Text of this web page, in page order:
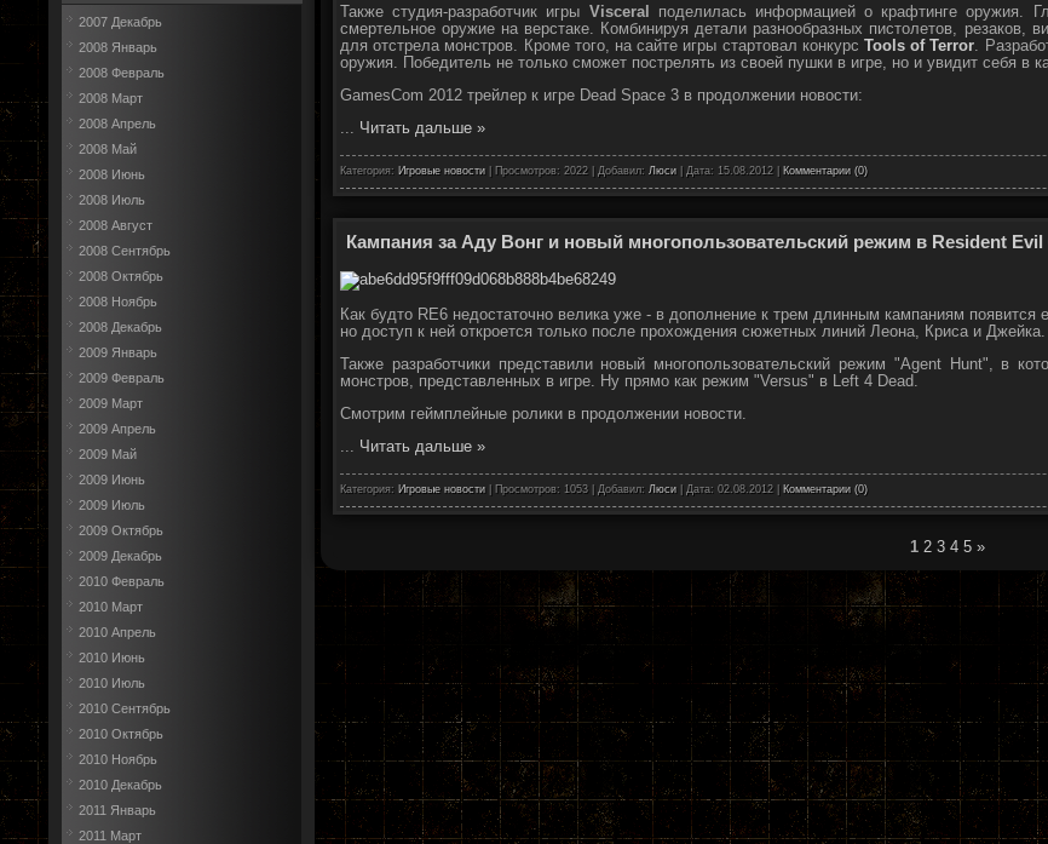
2007 Декабрь
2008 Январь
2008 Февраль
2008 Март
2008 Апрель
2008 Май
2008 Июнь
2008 Июль
2008 Август
2008 Сентябрь
2008 Октябрь
2008 Ноябрь
2008 Декабрь
2009 Январь
2009 Февраль
2009 Март
2009 Апрель
2009 Май
2009 Июнь
2009 Июль
2009 Октябрь
2009 Декабрь
2010 Февраль
2010 Март
2010 Апрель
2010 Июнь
2010 Июль
2010 Сентябрь
2010 Октябрь
2010 Ноябрь
2010 Декабрь
2011 Январь
2011 Март
Также студия-разработчик игры Visceral поделилась информацией о крафтинге оружия.
смертельное оружие на верстаке. Комбинируя детали разнообразных пистолетов, резаков,
для отстрела монстров. Кроме того, на сайте игры стартовал конкурс Tools of Terror .
оружия. Победитель не только сможет пострелять из своей пушки в игре, но и увидит себя в
GamesCom 2012 трейлер к игре Dead Space 3 в продолжении новости:
Читать дальше »
Категория: Игровые новости| Просмотров: 2022 | Добавил: Люси| Дата: 15.08.2012| Комментарии (0)
Кампания за Аду Вонг и новый многопользовательский режим в Resident Evil
Как будто RE6 недостаточно велика уже - в дополнение к трем длинным кампаниям
но доступ к ней откроется только после прохождения сюжетных линий Леона, Криса и Джейка.
Также разработчики представили новый многопользовательский режим "Agent Hunt", в
монстров, представленных в игре. Ну прямо как режим "Versus" в Left 4 Dead.
Смотрим геймплейные ролики в продолжении новости.
Читать дальше »
Категория: Игровые новости| Просмотров: 1053 | Добавил: Люси| Дата: 02.08.2012| Комментарии (0)
1 2 3 4 5 »